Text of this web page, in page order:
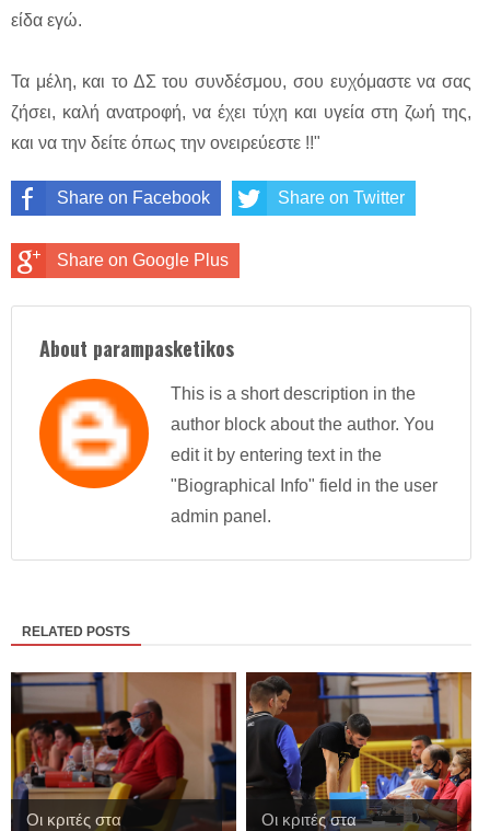
είδα εγώ.
Τα μέλη, και το ΔΣ του συνδέσμου, σου ευχόμαστε να σας
ζήσει, καλή ανατροφή, να έχει τύχη και υγεία στη ζωή της,
και να την δείτε όπως την ονειρεύεστε !!"
Share on Facebook Share on Twitter
Share on Google Plus
About parampasketikos
This is a short description in the
author block about the author. You
edit it by entering text in the
"Biographical Info" field in the user
admin panel.
RELATED POSTS
Οι κριτές στα
Οι κριτές στα